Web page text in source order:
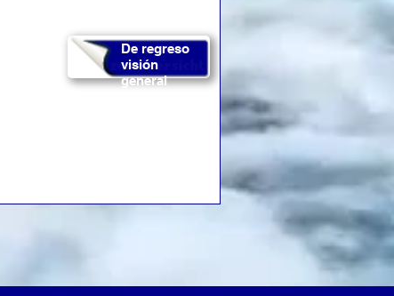
De regreso
visión
general